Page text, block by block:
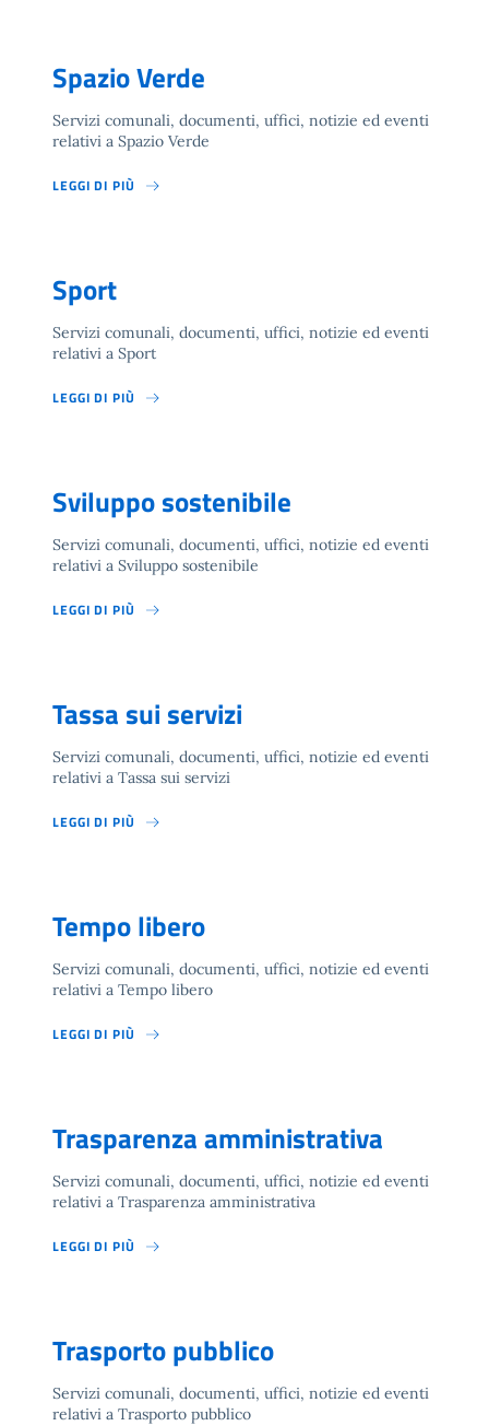
Spazio Verde
Servizi comunali, documenti, uffici, notizie ed eventi
relativi a Spazio Verde
LEGGI DI PIÙ
Sport
Servizi comunali, documenti, uffici, notizie ed eventi
relativi a Sport
LEGGI DI PIÙ
Sviluppo sostenibile
Servizi comunali, documenti, uffici, notizie ed eventi
relativi a Sviluppo sostenibile
LEGGI DI PIÙ
Tassa sui servizi
Servizi comunali, documenti, uffici, notizie ed eventi
relativi a Tassa sui servizi
LEGGI DI PIÙ
Tempo libero
Servizi comunali, documenti, uffici, notizie ed eventi
relativi a Tempo libero
LEGGI DI PIÙ
Trasparenza amministrativa
Servizi comunali, documenti, uffici, notizie ed eventi
relativi a Trasparenza amministrativa
LEGGI DI PIÙ
Trasporto pubblico
Servizi comunali, documenti, uffici, notizie ed eventi
relativi a Trasporto pubblico